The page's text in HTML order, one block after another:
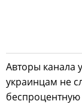
Авторы канала
украинцам не
беспроцентную